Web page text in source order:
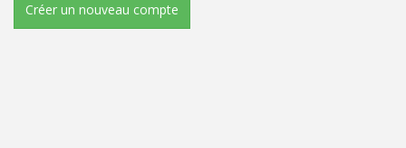
Créer un nouveau compte